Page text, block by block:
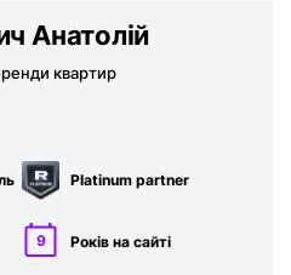
Анатолій
квартир
Platinum partner
9 Років на сайті